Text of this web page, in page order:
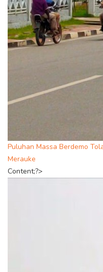
Puluhan Massa Berdemo
Merauke
Content;?>